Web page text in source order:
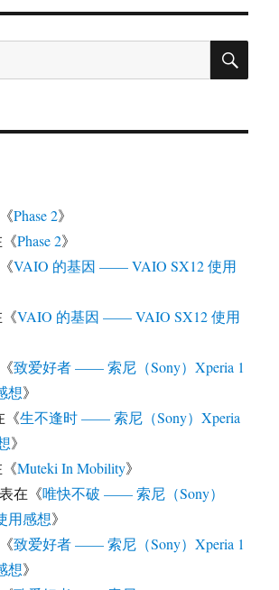
搜
Phase 2》
Phase 2》
VAIO 的基因 —— VAIO SX12 使用
VAIO 的基因 —— VAIO SX12 使用
致爱好者 —— 索尼（Sony）Xperia 1
想》
《生不逢时 —— 索尼（Sony）Xperia
》
Muteki In Mobility》
在《唯快不破 —— 索尼（Sony）
用感想》
致爱好者 —— 索尼（Sony）Xperia 1
想》